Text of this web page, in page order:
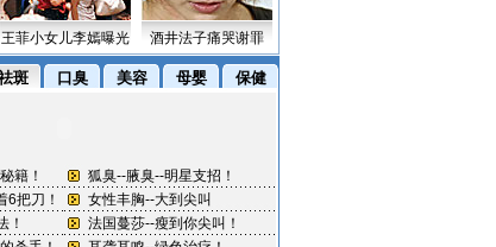
王菲小女儿李嫣曝光 酒井法子痛哭谢罪